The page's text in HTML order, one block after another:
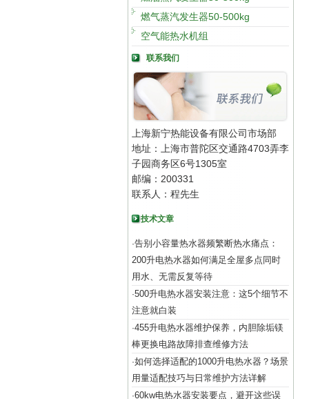
燃气蒸汽发生器50-500kg
空气能热水机组
联系我们
上海新宁热能设备有限公司市场部
地址：上海市普陀区交通路4703弄李
子园商务区6号1305室
邮编：200331
联系人：程先生
技术文章
·告别小容量热水器频繁断热水痛点：
200升电热水器如何满足全屋多点同时
用水、无需反复等待
·500升电热水器安装注意：这5个细节不
注意就白装
·455升电热水器维护保养，内胆除垢镁
棒更换电路故障排查维修方法
·如何选择适配的1000升电热水器？场景
用量适配技巧与日常维护方法详解
·60kw电热水器安装要点，避开这些误